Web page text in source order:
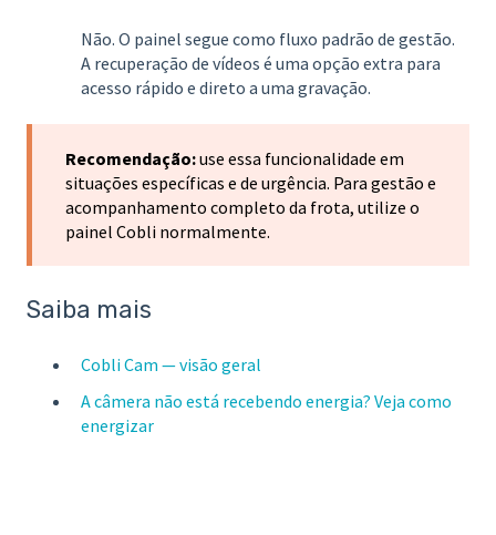
Não. O painel segue como fluxo padrão de gestão.
A recuperação de vídeos é uma opção extra para
acesso rápido e direto a uma gravação.
Recomendação:use essa funcionalidade em
situações específicas e de urgência. Para gestão e
acompanhamento completo da frota, utilize o
painel Cobli normalmente.
Saiba mais
Cobli Cam — visão geral
A câmera não está recebendo energia? Veja como
energizar